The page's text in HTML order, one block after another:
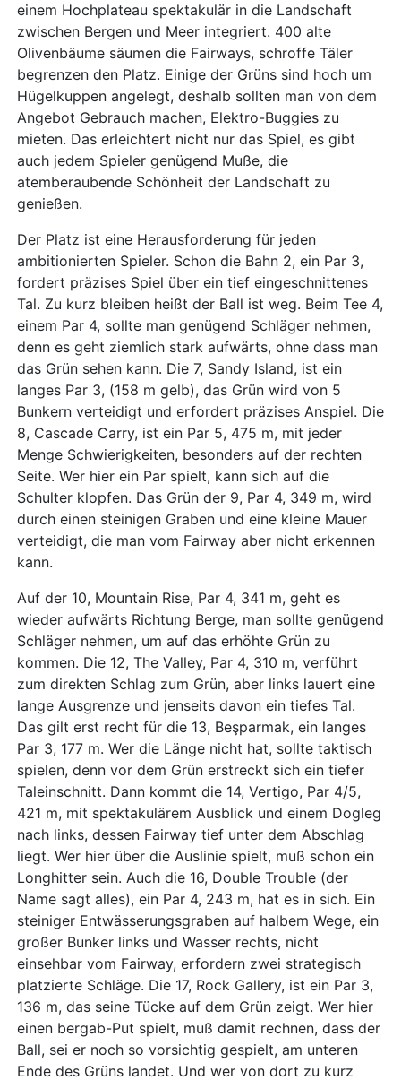
einem Hochplateau spektakulär in die Landschaft
zwischen Bergen und Meer integriert. 400 alte
Olivenbäume säumen die Fairways, schroffe Täler
begrenzen den Platz. Einige der Grüns sind hoch um
Hügelkuppen angelegt, deshalb sollten man von dem
Angebot Gebrauch machen, Elektro-Buggies zu
mieten. Das erleichtert nicht nur das Spiel, es gibt
auch jedem Spieler genügend Muße, die
atemberaubende Schönheit der Landschaft zu
genießen.
Der Platz ist eine Herausforderung für jeden
ambitionierten Spieler. Schon die Bahn 2, ein Par 3,
fordert präzises Spiel über ein tief eingeschnittenes
Tal. Zu kurz bleiben heißt der Ball ist weg. Beim Tee 4,
einem Par 4, sollte man genügend Schläger nehmen,
denn es geht ziemlich stark aufwärts, ohne dass man
das Grün sehen kann. Die 7, Sandy Island, ist ein
langes Par 3, (158 m gelb), das Grün wird von 5
Bunkern verteidigt und erfordert präzises Anspiel. Die
8, Cascade Carry, ist ein Par 5, 475 m, mit jeder
Menge Schwierigkeiten, besonders auf der rechten
Seite. Wer hier ein Par spielt, kann sich auf die
Schulter klopfen. Das Grün der 9, Par 4, 349 m, wird
durch einen steinigen Graben und eine kleine Mauer
verteidigt, die man vom Fairway aber nicht erkennen
kann.
Auf der 10, Mountain Rise, Par 4, 341 m, geht es
wieder aufwärts Richtung Berge, man sollte genügend
Schläger nehmen, um auf das erhöhte Grün zu
kommen. Die 12, The Valley, Par 4, 310 m, verführt
zum direkten Schlag zum Grün, aber links lauert eine
lange Ausgrenze und jenseits davon ein tiefes Tal.
Das gilt erst recht für die 13, Beşparmak, ein langes
Par 3, 177 m. Wer die Länge nicht hat, sollte taktisch
spielen, denn vor dem Grün erstreckt sich ein tiefer
Taleinschnitt. Dann kommt die 14, Vertigo, Par 4/5,
421 m, mit spektakulärem Ausblick und einem Dogleg
nach links, dessen Fairway tief unter dem Abschlag
liegt. Wer hier über die Auslinie spielt, muß schon ein
Longhitter sein. Auch die 16, Double Trouble (der
Name sagt alles), ein Par 4, 243 m, hat es in sich. Ein
steiniger Entwässerungsgraben auf halbem Wege, ein
großer Bunker links und Wasser rechts, nicht
einsehbar vom Fairway, erfordern zwei strategisch
platzierte Schläge. Die 17, Rock Gallery, ist ein Par 3,
136 m, das seine Tücke auf dem Grün zeigt. Wer hier
einen bergab-Put spielt, muß damit rechnen, dass der
Ball, sei er noch so vorsichtig gespielt, am unteren
Ende des Grüns landet. Und wer von dort zu kurz